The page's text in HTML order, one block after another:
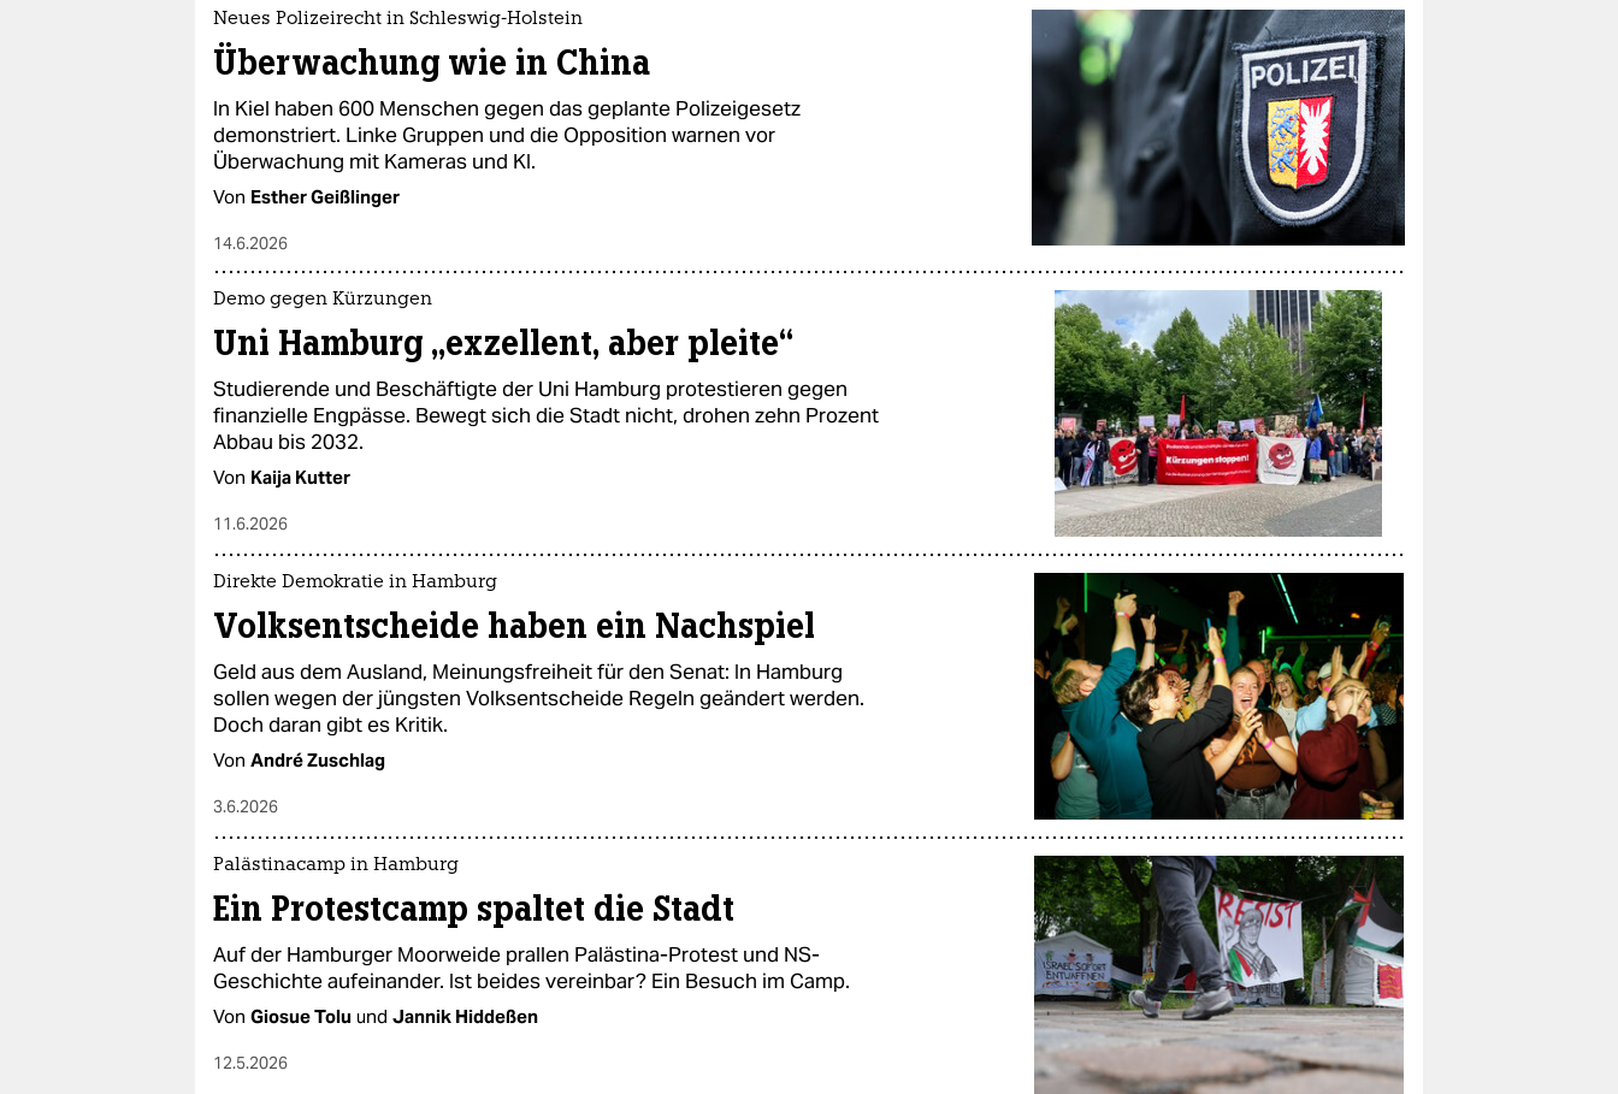
epaper login
Neues Polizeirecht in Schleswig-Holstein
Überwachung wie in China
In Kiel haben 600 Menschen gegen das geplante Polizeigesetz
demonstriert. Linke Gruppen und die Opposition warnen vor
Überwachung mit Kameras und KI.
Von Esther Geißlinger
14.6.2026
Demo gegen Kürzungen
Uni Hamburg „exzellent, aber pleite“
Studierende und Beschäftigte der Uni Hamburg protestieren gegen
finanzielle Engpässe. Bewegt sich die Stadt nicht, drohen zehn Prozent
Abbau bis 2032.
Von Kaija Kutter
11.6.2026
Direkte Demokratie in Hamburg
Volksentscheide haben ein Nachspiel
Geld aus dem Ausland, Meinungsfreiheit für den Senat: In Hamburg
sollen wegen der jüngsten Volksentscheide Regeln geändert werden.
Doch daran gibt es Kritik.
Von André Zuschlag
3.6.2026
Palästinacamp in Hamburg
Ein Protestcamp spaltet die Stadt
Auf der Hamburger Moorweide prallen Palästina-Protest und NS-
Geschichte aufeinander. Ist beides vereinbar? Ein Besuch im Camp.
Von Giosue Tolu und Jannik Hiddeßen
12.5.2026